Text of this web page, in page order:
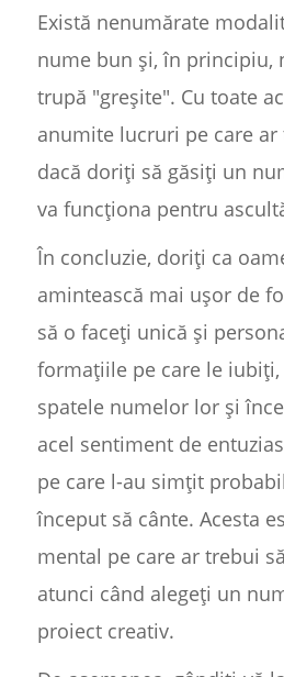
Există nenumărate
nume bun și, în principiu,
trupă "greșite". Cu toate
anumite lucruri pe care
dacă doriți să găsiți un
va funcționa pentru
În concluzie, doriți ca
amintească mai ușor de
să o faceți unică și
formațiile pe care le
spatele numelor lor și
acel sentiment de
pe care l-au simțit
început să cânte. Acesta
mental pe care ar trebui
atunci când alegeți un
proiect creativ.